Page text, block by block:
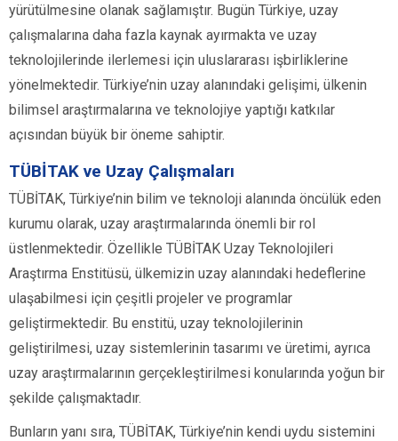
yürütülmesine olanak sağlamıştır. Bugün Türkiye, uzay
çalışmalarına daha fazla kaynak ayırmakta ve uzay
teknolojilerinde ilerlemesi için uluslararası işbirliklerine
yönelmektedir. Türkiye’nin uzay alanındaki gelişimi, ülkenin
bilimsel araştırmalarına ve teknolojiye yaptığı katkılar
açısından büyük bir öneme sahiptir.
TÜBİTAK ve Uzay Çalışmaları
TÜBİTAK, Türkiye’nin bilim ve teknoloji alanında öncülük eden
kurumu olarak, uzay araştırmalarında önemli bir rol
üstlenmektedir. Özellikle TÜBİTAK Uzay Teknolojileri
Araştırma Enstitüsü, ülkemizin uzay alanındaki hedeflerine
ulaşabilmesi için çeşitli projeler ve programlar
geliştirmektedir. Bu enstitü, uzay teknolojilerinin
geliştirilmesi, uzay sistemlerinin tasarımı ve üretimi, ayrıca
uzay araştırmalarının gerçekleştirilmesi konularında yoğun bir
şekilde çalışmaktadır.
Bunların yanı sıra, TÜBİTAK, Türkiye’nin kendi uydu sistemini